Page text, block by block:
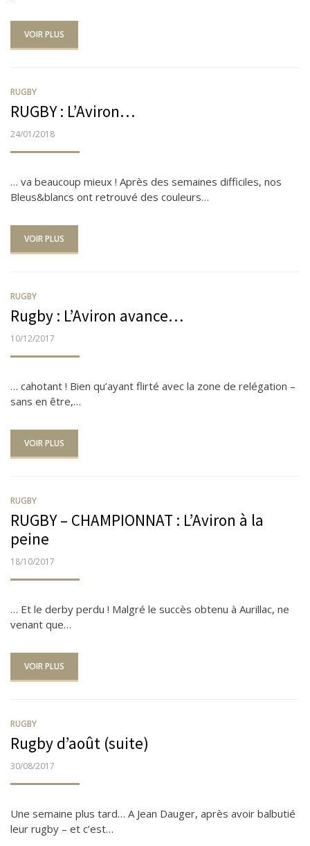
VOIR PLUS
RUGBY
RUGBY : L’Aviron…
PUBLIÉ
24/01/2018
… va beaucoup mieux ! Après des semaines difficiles, nos
Bleus&blancs ont retrouvé des couleurs…
VOIR PLUS
RUGBY
Rugby : L’Aviron avance…
PUBLIÉ
10/12/2017
… cahotant ! Bien qu’ayant flirté avec la zone de relégation –
sans en être,…
VOIR PLUS
RUGBY
RUGBY – CHAMPIONNAT : L’Aviron à la
peine
PUBLIÉ
18/10/2017
… Et le derby perdu ! Malgré le succès obtenu à Aurillac, ne
venant que…
VOIR PLUS
RUGBY
Rugby d’août (suite)
PUBLIÉ
30/08/2017
Une semaine plus tard… A Jean Dauger, après avoir balbutié
leur rugby – et c’est…